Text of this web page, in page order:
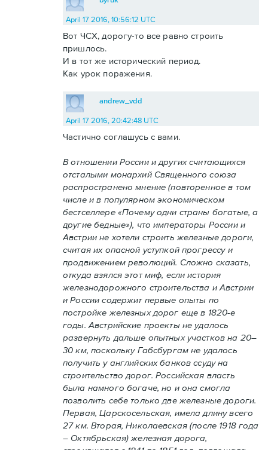
April 17 2016, 10:56:12 UTC
Вот ЧСХ, дорогу-то все равно строить
пришлось.
И в тот же исторический период.
Как урок поражения.
andrew_vdd
April 17 2016, 20:42:48 UTC
Частично соглашусь с вами.
В отношении России и других считающихся
отсталыми монархий Священного союза
распространено мнение (повторенное в том
числе и в популярном экономическом
бестселлере «Почему одни страны богатые, а
другие бедные»), что императоры России и
Австрии не хотели строить железные дороги,
считая их опасной уступкой прогрессу и
продвижением революций. Сложно сказать,
откуда взялся этот миф, если история
железнодорожного строительства и Австрии
и России содержит первые опыты по
постройке железных дорог еще в 1820-е
годы. Австрийские проекты не удалось
развернуть дальше опытных участков на 20–
30 км, поскольку Габсбургам не удалось
получить у английских банков ссуду на
строительство дорог. Российская власть
была намного богаче, но и она смогла
позволить себе только две железные дороги.
Первая, Царскосельская, имела длину всего
27 км. Вторая, Николаевская (после 1918 года
– Октябрьская) железная дорога,